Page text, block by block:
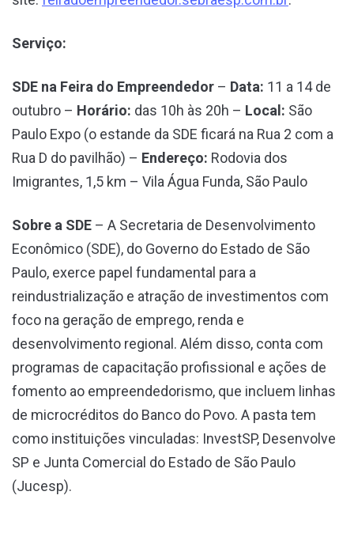
Serviço:
SDE na Feira do Empreendedor – Data: 11 a 14 de
outubro – Horário: das 10h às 20h – Local: São
Paulo Expo (o estande da SDE ficará na Rua 2 com a
Rua D do pavilhão) – Endereço: Rodovia dos
Imigrantes, 1,5 km – Vila Água Funda, São Paulo
Sobre a SDE – A Secretaria de Desenvolvimento
Econômico (SDE), do Governo do Estado de São
Paulo, exerce papel fundamental para a
reindustrialização e atração de investimentos com
foco na geração de emprego, renda e
desenvolvimento regional. Além disso, conta com
programas de capacitação profissional e ações de
fomento ao empreendedorismo, que incluem linhas
de microcréditos do Banco do Povo. A pasta tem
como instituições vinculadas: InvestSP, Desenvolve
SP e Junta Comercial do Estado de São Paulo
(Jucesp).